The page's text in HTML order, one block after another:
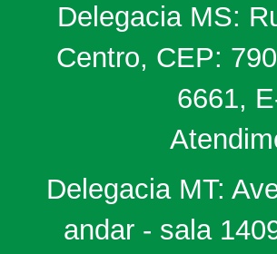
Delegacia MS:
Centro, CEP:
6661,
Delegacia MT:
andar - sala